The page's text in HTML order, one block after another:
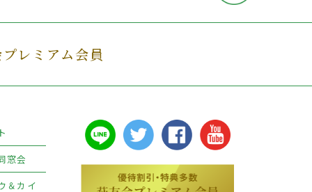
レミアム会員
窓会
＆カイ